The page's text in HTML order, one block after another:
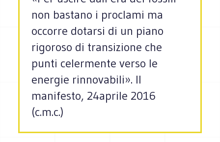
non bastano i proclami ma
occorre dotarsi di un piano
rigoroso di transizione che
punti celermente verso le
energie rinnovabili». Il
manifesto, 24aprile 2016
(c.m.c.)